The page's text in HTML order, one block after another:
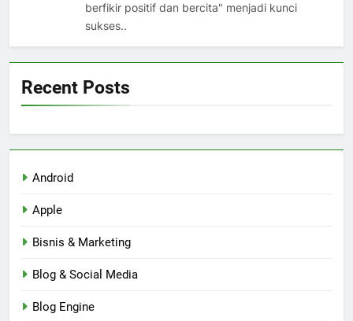
berfikir positif dan bercita" menjadi kunci
sukses..
Recent Posts
Android
Apple
Bisnis & Marketing
Blog & Social Media
Blog Engine